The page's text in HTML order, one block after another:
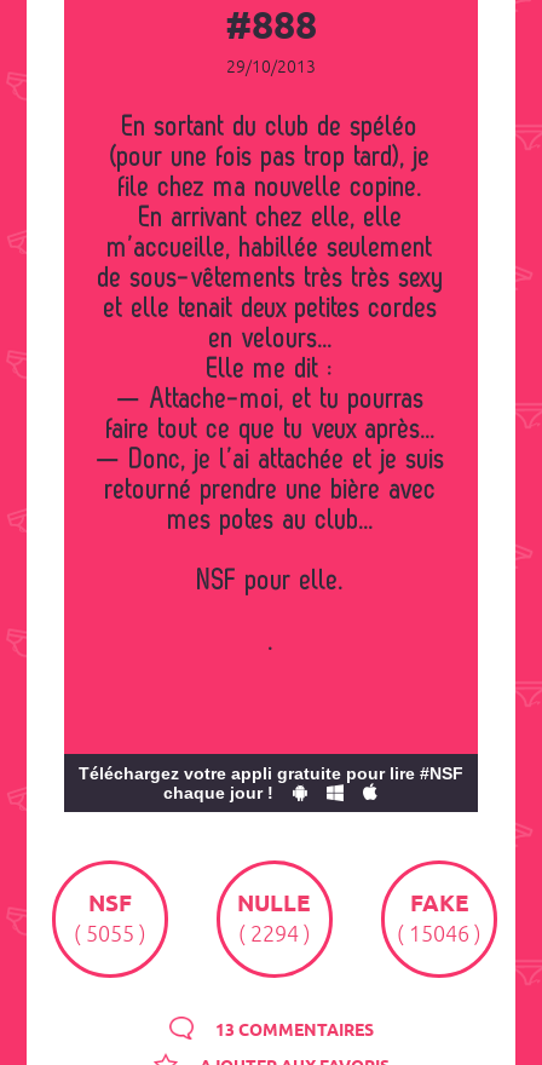
#888
29/10/2013
En sortant du club de spéléo
(pour une fois pas trop tard), je
file chez ma nouvelle copine.
En arrivant chez elle, elle
m’accueille, habillée seulement
de sous-vêtements très très sexy
et elle tenait deux petites cordes
en velours...
Elle me dit :
— Attache-moi, et tu pourras
faire tout ce que tu veux après...
— Donc, je l’ai attachée et je suis
retourné prendre une bière avec
mes potes au club...
NSF pour elle.
.
Téléchargez votre appli gratuite pour lire #NSF
chaque jour !
NSF
( 5055 )
NULLE
( 2294 )
FAKE
( 15046 )
13 COMMENTAIRES